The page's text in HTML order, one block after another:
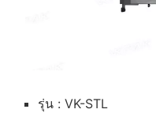
รุ่น : VK-STL